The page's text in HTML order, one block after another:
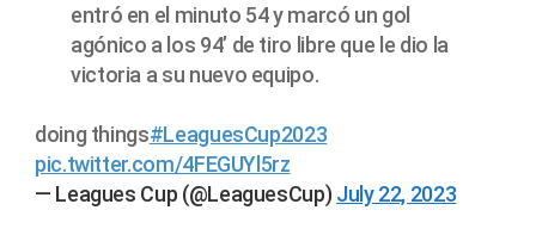
entró en el minuto 54 y marcó un gol
agónico a los 94’ de tiro libre que le dio la
victoria a su nuevo equipo.
doing things#LeaguesCup2023
pic.twitter.com/4FEGUYl5rz
— Leagues Cup (@LeaguesCup) July 22, 2023